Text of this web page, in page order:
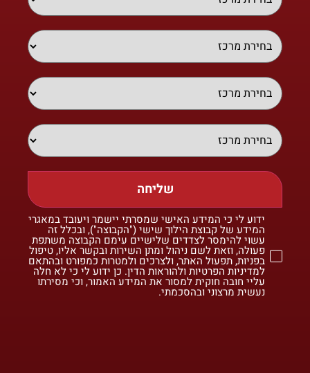
שליחה
ידוע לי כי המידע האישי שמסרתי יישמר ויעובד במאגרי
המידע של קבוצת הילוך שישי ("הקבוצה"), ובכלל זה
עשוי להימסר לצדדים שלישיים עימם הקבוצה משתפת
פעולה, וזאת לשם ניהול ומתן השירות ובקשר אליו, טיפול
בפניות, תפעול האתר, ולצרכים ולמטרות כמפורט ובהתאם
למדיניות הפרטיות ולהוראות הדין. כן ידוע לי כי לא חלה
עליי חובה חוקית למסור את המידע האמור, וכי מסירתו
נעשית מרצוני ובהסכמתי.